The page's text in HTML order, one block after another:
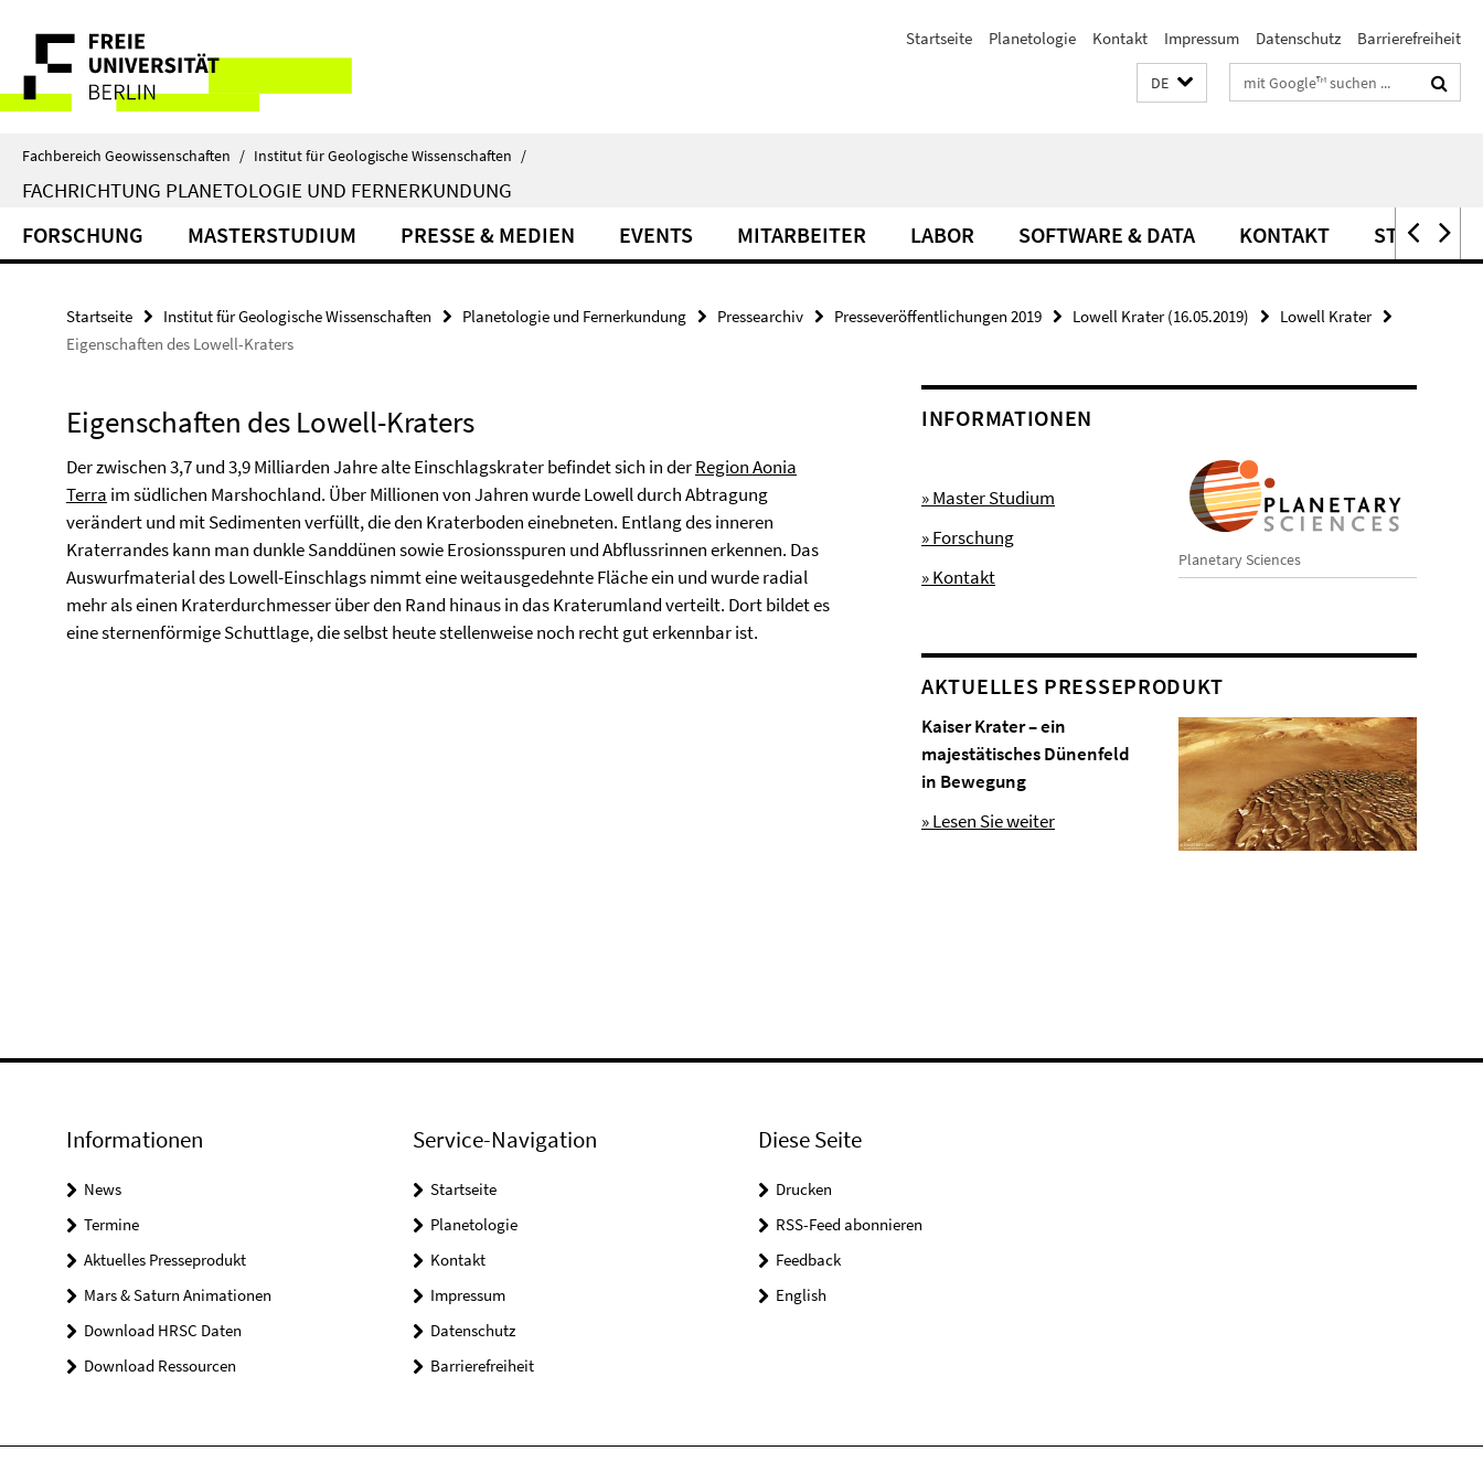
direkt
Inhalt
Service-
Navigation
Startseite Planetologie Kontakt Impressum Datenschutz Barrierefreiheit
DE Suchbegriffe
Fachbereich Geowissenschaften / Institut für Geologische Wissenschaften /
FACHRICHTUNG PLANETOLOGIE UND FERNERKUNDUNG
FORSCHUNG MASTERSTUDIUM PRESSE & MEDIEN EVENTS MITARBEITER LABOR SOFTWARE & DATA KONTAKT STELLEN
Startseite Institut für Geologische Wissenschaften Planetologie und Fernerkundung Pressearchiv Presseveröffentlichungen 2019 Lowell Krater (16.05.2019)
Lowell Krater
Eigenschaften des Lowell-Kraters
Eigenschaften des Lowell-Kraters
Der zwischen 3,7 und 3,9 Milliarden Jahre alte Einschlagskrater befindet sich in derRegion Aonia
Terra im südlichen Marshochland. Über Millionen von Jahren wurde Lowell durch Abtragung
verändert und mit Sedimenten verfüllt, die den Kraterboden einebneten. Entlang des inneren
Kraterrandes kann man dunkle Sanddünen sowie Erosionsspuren und Abflussrinnen erkennen. Das
Auswurfmaterial des Lowell-Einschlags nimmt eine weitausgedehnte Fläche ein und wurde radial
mehr als einen Kraterdurchmesser über den Rand hinaus in das Kraterumland verteilt. Dort bildet es
eine sternenförmige Schuttlage, die selbst heute stellenweise noch recht gut erkennbar ist.
INFORMATIONEN
Planetary Sciences
» Master Studium
» Forschung
» Kontakt
AKTUELLES PRESSEPRODUKT
Kaiser Krater – ein
majestätisches Dünenfeld
in Bewegung
» Lesen Sie weiter
Informationen
News
Termine
Aktuelles Presseprodukt
Mars & Saturn Animationen
Download HRSC Daten
Download Ressourcen
Service-Navigation
Startseite
Planetologie
Kontakt
Impressum
Datenschutz
Barrierefreiheit
Diese Seite
Drucken
RSS-Feed abonnieren
Feedback
English